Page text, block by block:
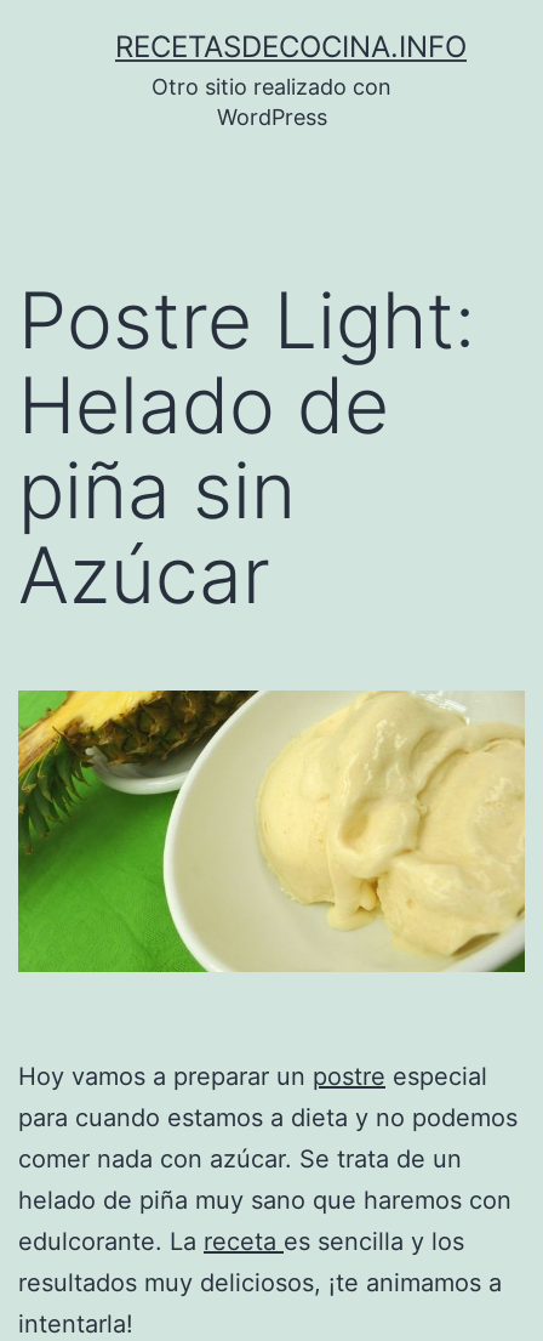
RECETASDECOCINA.INFO
Otro sitio realizado con
WordPress
Postre Light:
Helado de
piña sin
Azúcar
Hoy vamos a preparar un postre especial
para cuando estamos a dieta y no podemos
comer nada con azúcar. Se trata de un
helado de piña muy sano que haremos con
edulcorante. La receta es sencilla y los
resultados muy deliciosos, ¡te animamos a
intentarla!